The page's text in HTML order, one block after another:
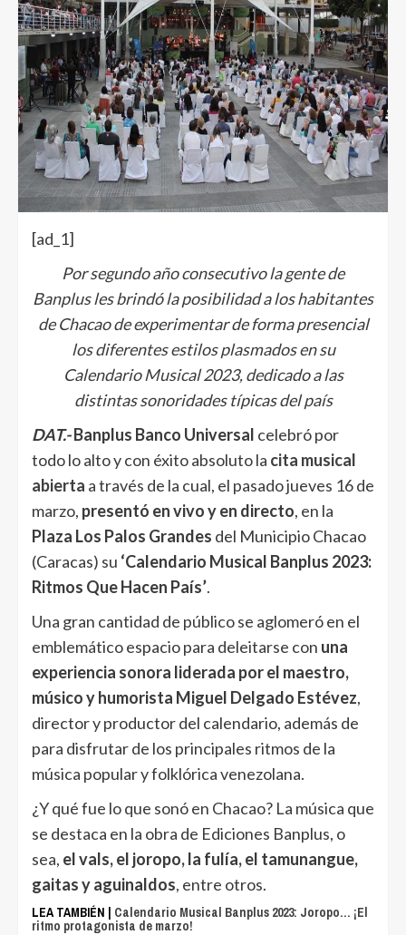
[ad_1]
Por segundo año consecutivo la gente de
Banplus les brindó la posibilidad a los habitantes
de Chacao de experimentar de forma presencial
los diferentes estilos plasmados en su
Calendario Musical 2023, dedicado a las
distintas sonoridades típicas del país
DAT.-Banplus Banco Universal celebró por
todo lo alto y con éxito absoluto la cita musical
abierta a través de la cual, el pasado jueves 16 de
marzo, presentó en vivo y en directo, en la
Plaza Los Palos Grandes del Municipio Chacao
(Caracas) su ‘Calendario Musical Banplus 2023:
Ritmos Que Hacen País’.
Una gran cantidad de público se aglomeró en el
emblemático espacio para deleitarse con una
experiencia sonora liderada por el maestro,
músico y humorista Miguel Delgado Estévez,
director y productor del calendario, además de
para disfrutar de los principales ritmos de la
música popular y folklórica venezolana.
¿Y qué fue lo que sonó en Chacao? La música que
se destaca en la obra de Ediciones Banplus, o
sea, el vals, el joropo, la fulía, el tamunangue,
gaitas y aguinaldos, entre otros.
LEA TAMBIÉN | Calendario Musical Banplus 2023: Joropo… ¡El
ritmo protagonista de marzo!